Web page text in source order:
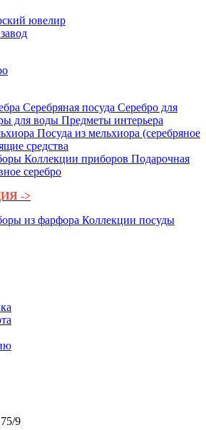
Серебряная посуда Серебро для
для воды Предметы интерьера
Посуда из мельхиора (серебряное
средства
Коллекции приборов Подарочная
серебро
->
из фарфора Коллекции посуды
9